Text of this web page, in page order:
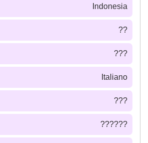
Indonesia
??
???
Italiano
???
??????